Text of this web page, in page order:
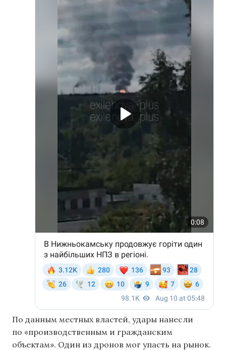
По данным местных властей, удары нанесли
по «производственным и гражданским
объектам». Один из дронов мог упасть на рынок.